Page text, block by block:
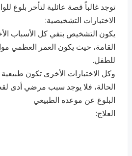
توجد غالباً قصة عائلية لتأخر بلوغ
الاختبارات التشخيصية:
يكون التشخيص بنفي كل الأسباب
القامة، حيث يكون العمر العظمي
للطفل.
وكل الاختبارات الأخرى تكون
الحالة، فلا يوجد سبب مرضي أدى
البلوغ عن موعده الطبيعي
العلاج: